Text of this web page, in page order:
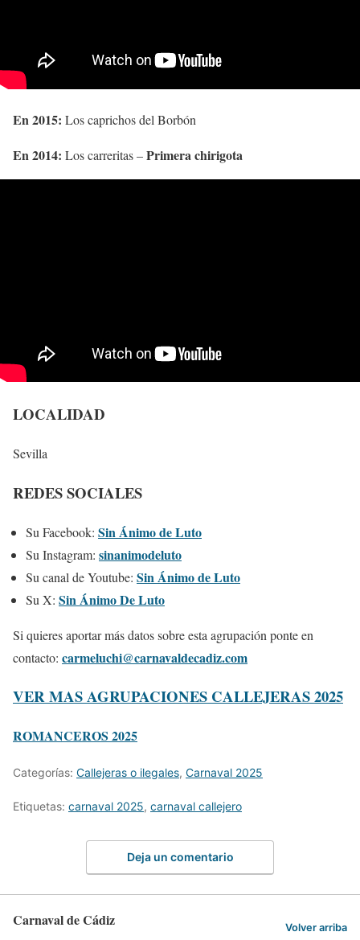
En 2015: Los caprichos del Borbón
En 2014: Los carreritas –Primera chirigota
LOCALIDAD
Sevilla
REDES SOCIALES
Su Facebook: Sin Ánimo de Luto
Su Instagram: sinanimodeluto
Su canal de Youtube: Sin Ánimo de Luto
Su X: Sin Ánimo De Luto
Si quieres aportar más datos sobre esta agrupación ponte en
contacto: carmeluchi@carnavaldecadiz.com
VER MAS AGRUPACIONES CALLEJERAS 2025
ROMANCEROS 2025
Categorías: Callejeras o ilegales, Carnaval 2025
Etiquetas: carnaval 2025, carnaval callejero
Deja un comentario
Carnaval de Cádiz Volver arriba